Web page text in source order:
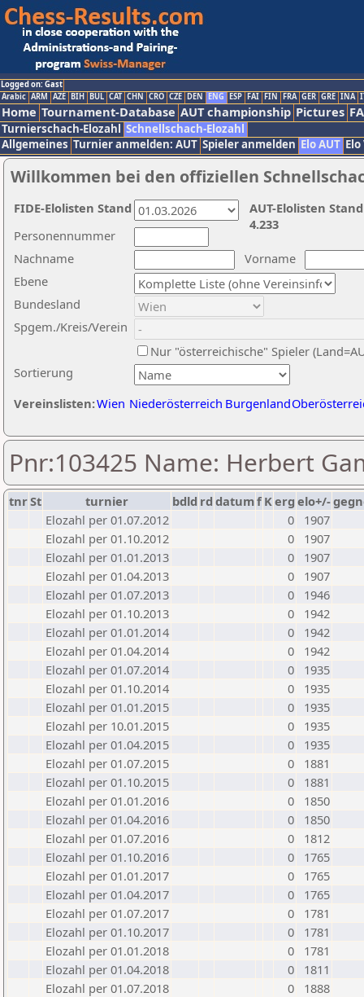
Logged on: Gast
Arabic ARM AZE BIH BUL CAT CHN CRO CZE DEN ENG ESP FAI FIN FRA GER GRE INA
Home Tournament-Database AUT championship Pictures
Turnierschach-Elozahl Schnellschach-Elozahl
Allgemeines Turnier anmelden: AUT Spieler anmelden Elo AUT
Willkommen bei den offiziellen
Nachname
Vorname
Ebene
Sortierung
Personennummer
Bundesland
Spgem./Kreis/Verein
Nur "österreichische" Spieler
Vereinslisten:Wien Niederösterreich Burgenland
AUT-Elolisten
4.233
FIDE-Elolisten Stand
Pnr:103425 Name: Herbert
tnrSt turnier bdld rd datumf Kerg elo+/-
Elozahl per 01.07.2012
0
1907
Elozahl per 01.10.2012
0
1907
Elozahl per 01.01.2013
0
1907
Elozahl per 01.04.2013
0
1907
Elozahl per 01.07.2013
0
1946
Elozahl per 01.10.2013
0
1942
Elozahl per 01.01.2014
0
1942
Elozahl per 01.04.2014
0
1942
Elozahl per 01.07.2014
0
1935
Elozahl per 01.10.2014
0
1935
Elozahl per 01.01.2015
0
1935
Elozahl per 10.01.2015
0
1935
Elozahl per 01.04.2015
0
1935
Elozahl per 01.07.2015
0
1881
Elozahl per 01.10.2015
0
1881
Elozahl per 01.01.2016
0
1850
Elozahl per 01.04.2016
0
1850
Elozahl per 01.07.2016
0
1812
Elozahl per 01.10.2016
0
1765
Elozahl per 01.01.2017
0
1765
Elozahl per 01.04.2017
0
1765
Elozahl per 01.07.2017
0
1781
Elozahl per 01.10.2017
0
1781
Elozahl per 01.01.2018
0
1781
Elozahl per 01.04.2018
0
1811
Elozahl per 01.07.2018
0
1888